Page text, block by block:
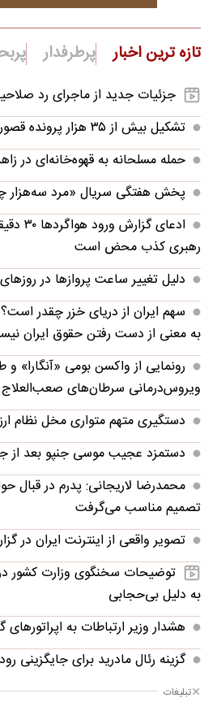
تازه ترین اخبار پرطرفدار
جزئیات جدید از ماجرای رد
تشکیل بیش از ۳۵ هزار پرونده‌ قصور پزشکی در ۱۴۰۴
حمله مسلحانه به قهوه‌خانه‌ای در زاهدان/ ۲ نفر
پخش هفتگی سریال «مرد سه‌هزار
ادعای
رهبری کذب محض است
دلیل تغییر ساعت پروازها در
سهم ایران از دریای خزر چقدر
به معنی از دست رفتن حقوق ایران
رونمایی از واکسن بومی «آنگارا»
ویروس‌درمانی سرطان‌های صعب‌العلاج
دستگیری متهم متواری مخل نظام
دستمزد عجیب موسی جنپو بعد از
محمدرضا لاریجانی: پدرم در قبال
تصمیم مناسب می‌گرفت
تصویر واقعی از اینترنت ایران در
توضیحات سخنگوی وزارت کشور
به دلیل بی‌حجابی
هشدار وزیر ارتباطات به
گزینه رئال مادرید برای جایگزینی
تبلیغات